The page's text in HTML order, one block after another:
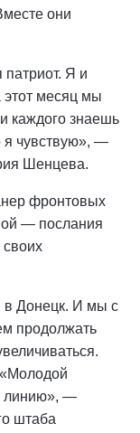
они
патриот. Я и
месяц мы
каждого знаешь
я чувствую», —
Шенцева.
фронтовых
— послания
своих
в Донецк. И мы с
продолжать
линию», —
штаба